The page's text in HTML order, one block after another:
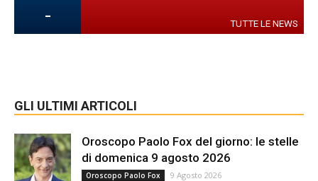
- TUTTE LE NEWS
GLI ULTIMI ARTICOLI
Oroscopo Paolo Fox del giorno: le stelle
di domenica 9 agosto 2026
Oroscopo Paolo Fox 9 Agosto 2026